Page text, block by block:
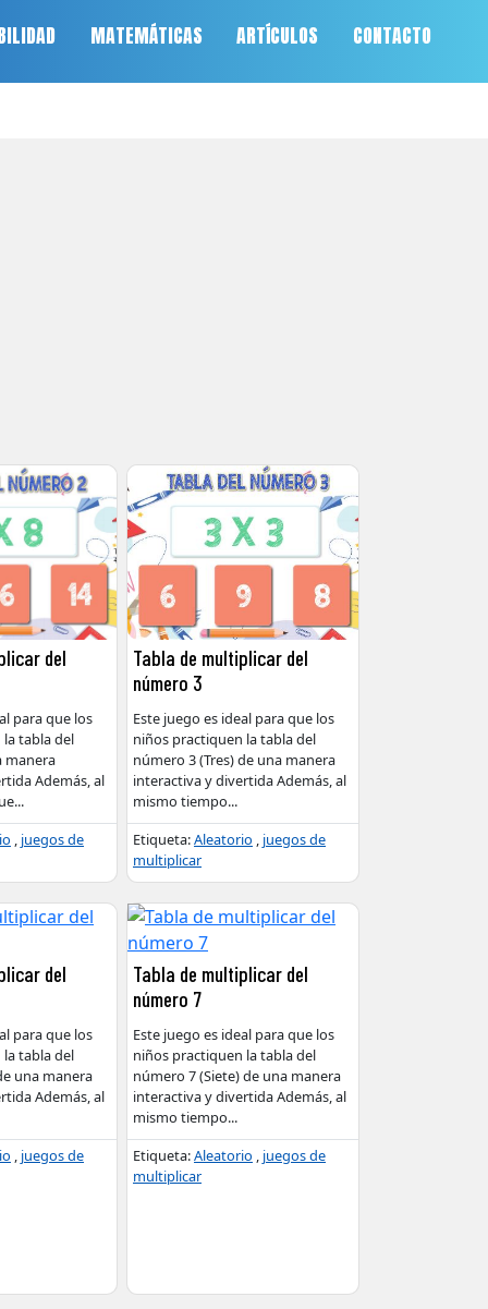
MATEMÁTICAS ARTÍCULOS CONTACTO
del
para que los
tabla del
manera
Además, al
...
, juegos de
Tabla de multiplicar del
número 3
Este juego es ideal para que los
niños practiquen la tabla del
número 3 (Tres) de una manera
interactiva y divertida Además, al
mismo tiempo...
Etiqueta:Aleatorio , juegos de
multiplicar
del
para que los
tabla del
una manera
Además, al
, juegos de
Tabla de multiplicar del
número 7
Este juego es ideal para que los
niños practiquen la tabla del
número 7 (Siete) de una manera
interactiva y divertida Además, al
mismo tiempo...
Etiqueta:Aleatorio , juegos de
multiplicar